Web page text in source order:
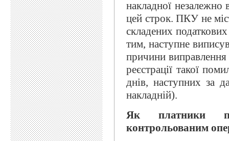
накладної
цей строк. ПКУ не
складених
тим, наступне
причини
реєстрації такої
днів, наступних за
накладній).
Як платники
контрольованим